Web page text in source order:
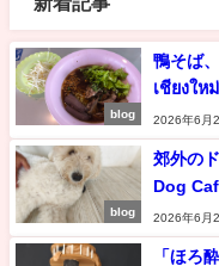
blog
鴨そば
เชียงใหม่
2026年6月
blog
郊外の
Dog
2026年6月
「ほろ